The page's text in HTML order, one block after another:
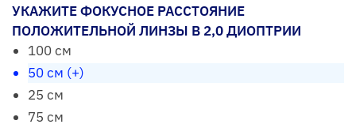
УКАЖИТЕ ФОКУСНОЕ РАССТОЯНИЕ
ПОЛОЖИТЕЛЬНОЙ ЛИНЗЫ В 2,0 ДИОПТРИИ
100 см
50 см (+)
25 см
75 см